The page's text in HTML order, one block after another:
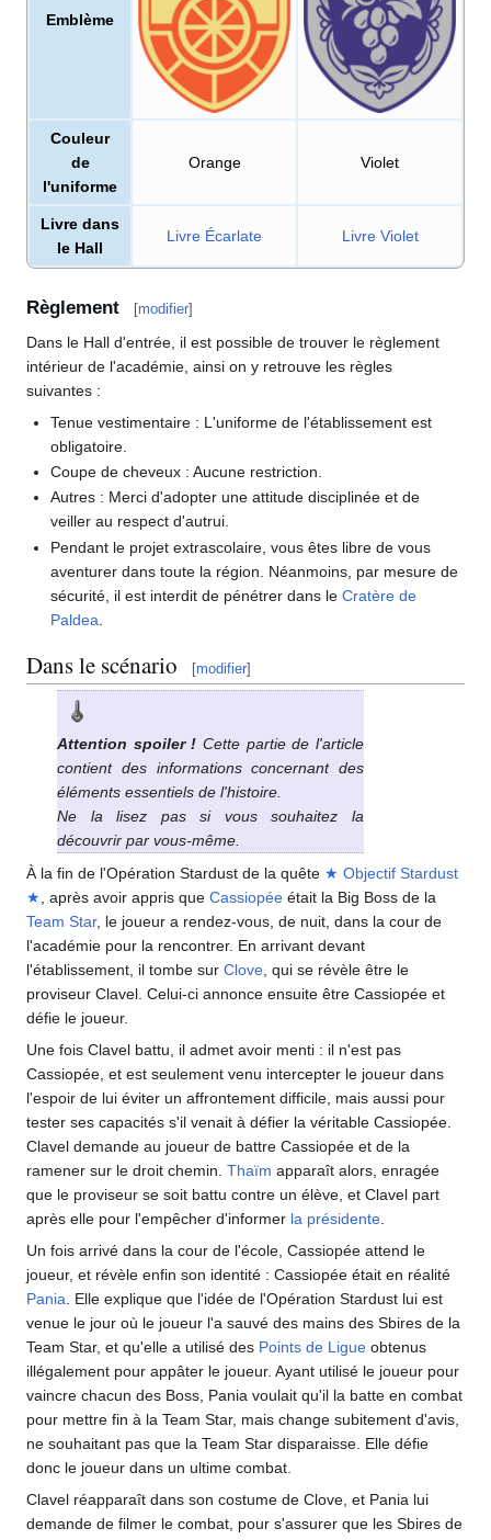
Emblème
Couleur
de
l'uniforme
Orange Violet
Livre dans
le Hall
Livre Écarlate Livre Violet
Règlement [modifier]
Dans le Hall d'entrée, il est possible de trouver le règlement
intérieur de l'académie, ainsi on y retrouve les règles
suivantes :
Tenue vestimentaire : L'uniforme de l'établissement est
obligatoire.
Coupe de cheveux : Aucune restriction.
Autres : Merci d'adopter une attitude disciplinée et de
veiller au respect d'autrui.
Pendant le projet extrascolaire, vous êtes libre de vous
aventurer dans toute la région. Néanmoins, par mesure de
sécurité, il est interdit de pénétrer dans leCratère de
Paldea
Dans le scénario [modifier]
Attention spoiler ! Cette partie de l'article
contient des informations concernant des
éléments essentiels de l'histoire.
Ne la lisez pas si vous souhaitez la
découvrir par vous-même.
À la fin de l'Opération Stardust de la quête ★ Objectif Stardust
★, après avoir appris que Cassiopée était la Big Boss de la
Team Star, le joueur a rendez-vous, de nuit, dans la cour de
l'académie pour la rencontrer. En arrivant devant
l'établissement, il tombe sur Clove, qui se révèle être le
proviseur Clavel. Celui-ci annonce ensuite être Cassiopée et
défie le joueur.
Une fois Clavel battu, il admet avoir menti : il n'est pas
Cassiopée, et est seulement venu intercepter le joueur dans
l'espoir de lui éviter un affrontement difficile, mais aussi pour
tester ses capacités s'il venait à défier la véritable Cassiopée.
Clavel demande au joueur de battre Cassiopée et de la
ramener sur le droit chemin. Thaïm apparaît alors, enragée
que le proviseur se soit battu contre un élève, et Clavel part
après elle pour l'empêcher d'informer la présidente.
Un fois arrivé dans la cour de l'école, Cassiopée attend le
joueur, et révèle enfin son identité : Cassiopée était en réalité
Pania. Elle explique que l'idée de l'Opération Stardust lui est
venue le jour où le joueur l'a sauvé des mains des Sbires de la
Team Star, et qu'elle a utilisé des Points de Ligue obtenus
illégalement pour appâter le joueur. Ayant utilisé le joueur pour
vaincre chacun des Boss, Pania voulait qu'il la batte en combat
pour mettre fin à la Team Star, mais change subitement d'avis,
ne souhaitant pas que la Team Star disparaisse. Elle défie
donc le joueur dans un ultime combat.
Clavel réapparaît dans son costume de Clove, et Pania lui
demande de filmer le combat, pour s'assurer que les Sbires de